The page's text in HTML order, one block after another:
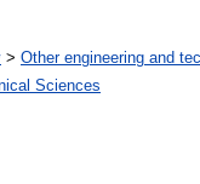
> Other engineering and
Sciences